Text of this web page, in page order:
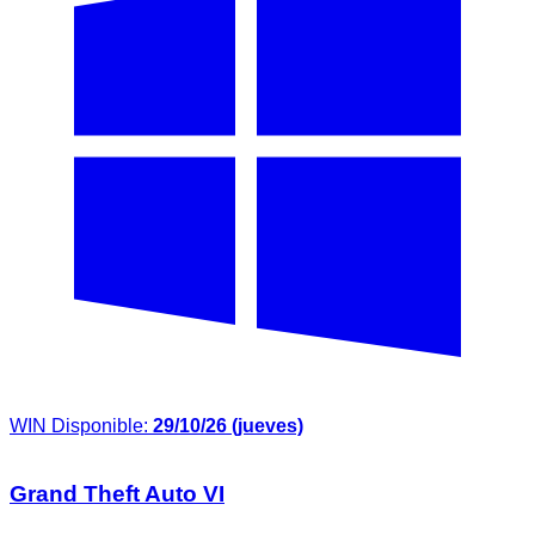
WIN Disponible: 29/10/26 (jueves)
Grand Theft Auto VI